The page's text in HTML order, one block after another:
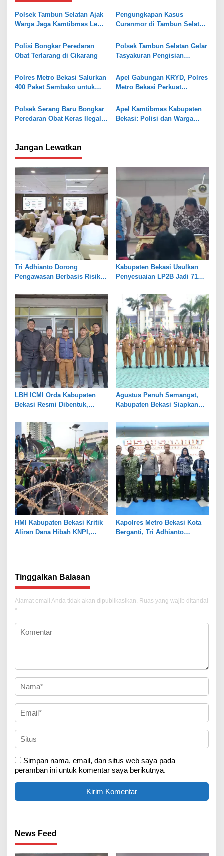
s
i
p
o
s
Polsek Tambun Selatan Ajak
Warga Jaga Kamtibmas Lewat
Pengungkapan Kasus
Curanmor di Tambun Selatan,
dan Puluhan Amunisi
Polisi Bongkar Peredaran
Obat Terlarang di Cikarang
Polsek Tambun Selatan Gelar
Tasyakuran Pengisian
Karangsatria
Polres Metro Bekasi Salurkan
400 Paket Sembako untuk
di Hari Kartini
Apel Gabungan KRYD, Polres
Metro Bekasi Perkuat
Polsek Serang Baru Bongkar
Peredaran Obat Keras Ilegal,
Apel Kamtibmas Kabupaten
Bekasi: Polisi dan Warga
Jangan Lewatkan
Tri Adhianto Dorong
Pengawasan Berbasis Risiko,
Kelola
Kabupaten Bekasi Usulkan
Penyesuaian LP2B Jadi 71
Industri dan Pertanian
LBH ICMI Orda Kabupaten
Bekasi Resmi Dibentuk,
Pendampingan Hukum
Agustus Penuh Semangat,
Kabupaten Bekasi Siapkan
Hari Besar
HMI Kabupaten Bekasi Kritik
Aliran Dana Hibah KNPI,
Kapolres Metro Bekasi Kota
Berganti, Tri Adhianto
Tinggalkan Balasan
Alamat email Anda tidak akan dipublikasikan. Ruas yang wajib ditandai
*
Simpan nama, email, dan situs web saya pada
peramban ini untuk komentar saya berikutnya.
News Feed